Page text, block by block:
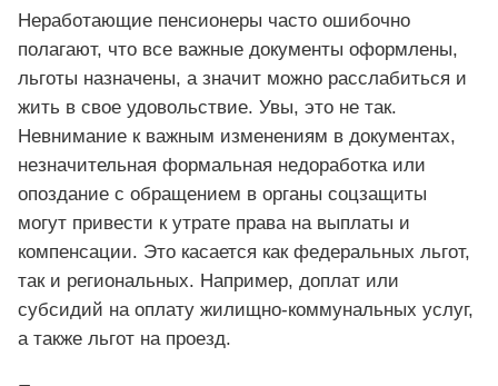
Неработающие пенсионеры часто ошибочно
полагают, что все важные документы оформлены,
льготы назначены, а значит можно расслабиться и
жить в свое удовольствие. Увы, это не так.
Невнимание к важным изменениям в документах,
незначительная формальная недоработка или
опоздание с обращением в органы соцзащиты
могут привести к утрате права на выплаты и
компенсации. Это касается как федеральных льгот,
так и региональных. Например, доплат или
субсидий на оплату жилищно-коммунальных услуг,
а также льгот на проезд.